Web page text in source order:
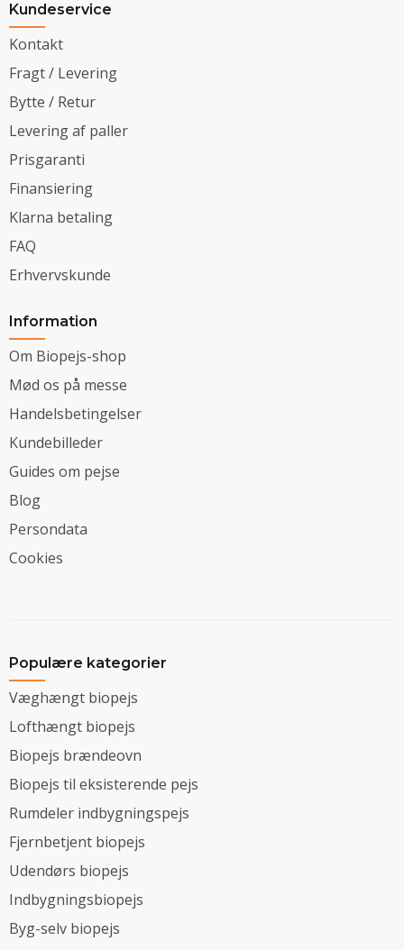
Kundeservice
Kontakt
Fragt / Levering
Bytte / Retur
Levering af paller
Prisgaranti
Finansiering
Klarna betaling
FAQ
Erhvervskunde
Information
Om Biopejs-shop
Mød os på messe
Handelsbetingelser
Kundebilleder
Guides om pejse
Blog
Persondata
Cookies
Populære kategorier
Væghængt biopejs
Lofthængt biopejs
Biopejs brændeovn
Biopejs til eksisterende pejs
Rumdeler indbygningspejs
Fjernbetjent biopejs
Udendørs biopejs
Indbygningsbiopejs
Byg-selv biopejs